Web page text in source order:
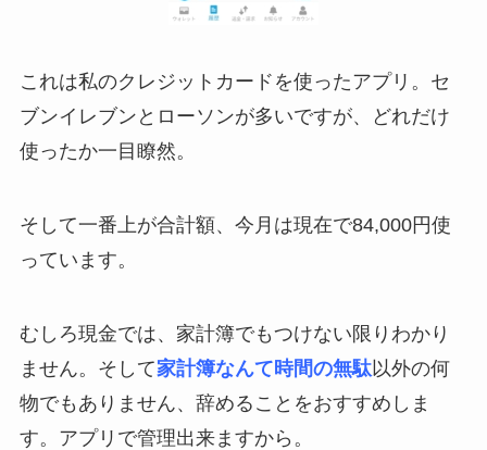
これは私のクレジットカードを使ったアプリ。セ
ブンイレブンとローソンが多いですが、どれだけ
使ったか一目瞭然。
そして一番上が合計額、今月は現在で84,000円使
っています。
むしろ現金では、家計簿でもつけない限りわかり
ません。そして家計簿なんて時間の無駄以外の何
物でもありません、辞めることをおすすめしま
す。アプリで管理出来ますから。